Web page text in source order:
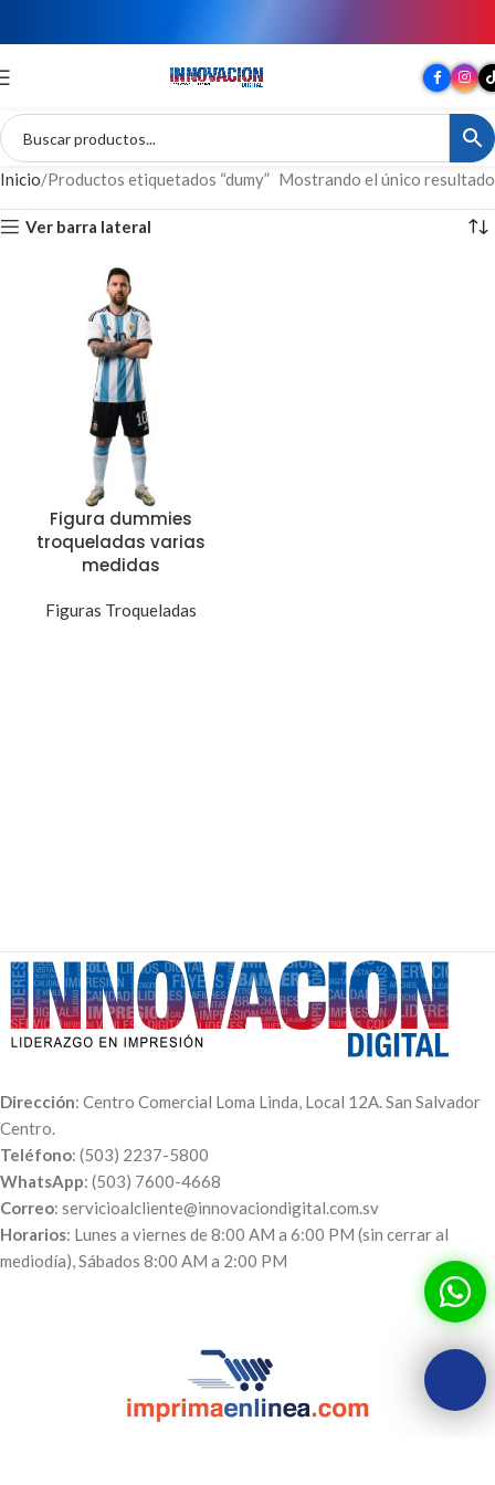
Inicio Productos etiquetados “dumy” Mostrando el único resultado
Ver barra lateral
Figura dummies
troqueladas varias
medidas
Figuras Troqueladas
Dirección: Centro Comercial Loma Linda, Local 12A. San Salvador
Centro.
Teléfono: (503) 2237-5800
WhatsApp: (503) 7600-4668
Correo: servicioalcliente@innovaciondigital.com.sv
Horarios: Lunes a viernes de 8:00 AM a 6:00 PM (sin cerrar al
mediodía), Sábados 8:00 AM a 2:00 PM